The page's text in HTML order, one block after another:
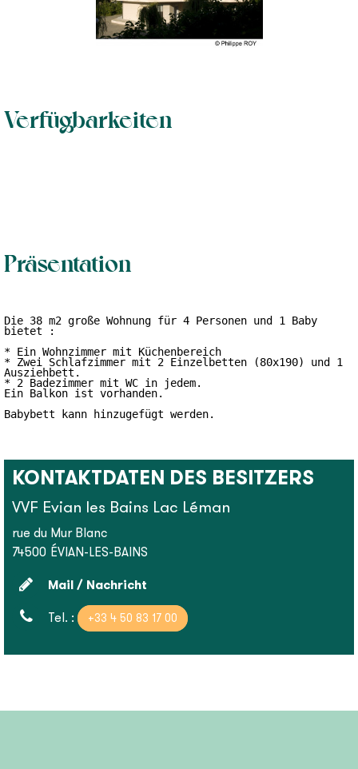
Verfügbarkeiten
Präsentation
Die 38 m2 große Wohnung für 4 Personen und 1 Baby
bietet :
* Ein Wohnzimmer mit Küchenbereich
* Zwei Schlafzimmer mit 2 Einzelbetten (80x190) und 1
Ausziehbett.
* 2 Badezimmer mit WC in jedem.
Ein Balkon ist vorhanden.
KONTAKTDATEN DES BESITZERS
VVF Evian les Bains Lac Léman
rue du Mur Blanc
74500 ÉVIAN-LES-BAINS
Mail / Nachricht
Tel. :
+33 4 50 83 17 00